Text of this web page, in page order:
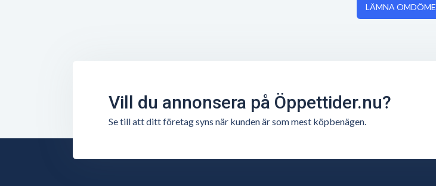
LÄMNA OMDÖME
Vill du annonsera på Öppettider.nu?
Se till att ditt företag syns när kunden är som mest köpbenägen.